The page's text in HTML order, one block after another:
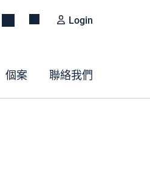
Login
個案 聯絡我們